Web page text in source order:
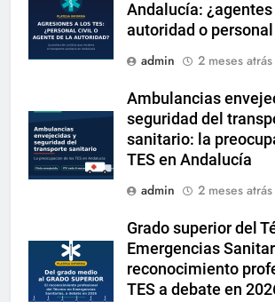
Andalucía: ¿agentes
autoridad o
admin
2 meses atrás
Ambulancias
seguridad del
sanitario: la
TES en Andalucía
admin
2 meses atrás
Grado superior del
Emergencias
reconocimiento
TES a debate en